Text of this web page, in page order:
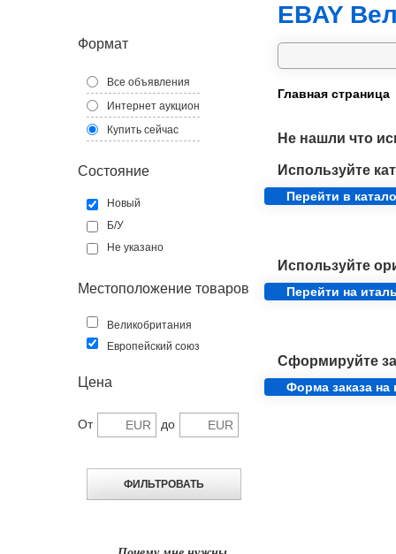
Формат
Все объявления
Интернет аукцион
Купить сейчас
Состояние
Новый
Б/У
Не указано
Местоположение товаров
Великобритания
Европейский союз
Цена
От до
EBAY
Главная страница
Не нашли что
Используйте
Перейти в
Используйте
Перейти на
Сформируйте
Форма заказа на